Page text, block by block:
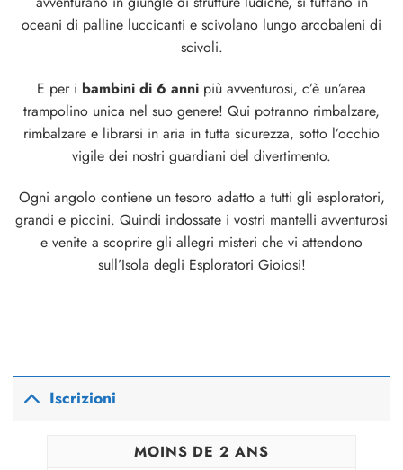
oceani di palline luccicanti e scivolano lungo arcobaleni di
scivoli.
E per i bambini di 6 anni più avventurosi, c’è un’area
trampolino unica nel suo genere! Qui potranno rimbalzare,
rimbalzare e librarsi in aria in tutta sicurezza, sotto l’occhio
vigile dei nostri guardiani del divertimento.
Ogni angolo contiene un tesoro adatto a tutti gli esploratori,
grandi e piccini. Quindi indossate i vostri mantelli avventurosi
e venite a scoprire gli allegri misteri che vi attendono
sull’Isola degli Esploratori Gioiosi!
Iscrizioni
MOINS DE 2 ANS